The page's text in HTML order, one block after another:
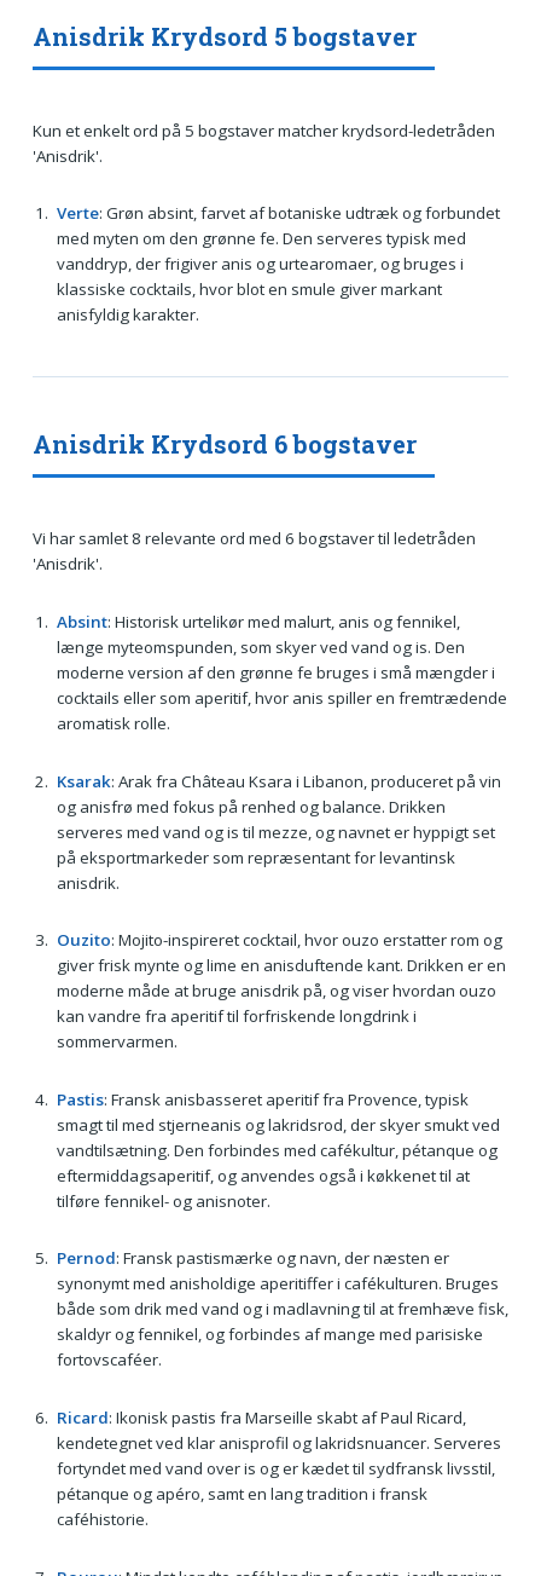
Anisdrik Krydsord 5 bogstaver
Kun et enkelt ord på 5 bogstaver matcher krydsord-ledetråden
'Anisdrik'.
Verte: Grøn absint, farvet af botaniske udtræk og forbundet
med myten om den grønne fe. Den serveres typisk med
vanddryp, der frigiver anis og urtearomaer, og bruges i
klassiske cocktails, hvor blot en smule giver markant
anisfyldig karakter.
Anisdrik Krydsord 6 bogstaver
Vi har samlet 8 relevante ord med 6 bogstaver til ledetråden
'Anisdrik'.
Absint: Historisk urtelikør med malurt, anis og fennikel,
længe myteomspunden, som skyer ved vand og is. Den
moderne version af den grønne fe bruges i små mængder i
cocktails eller som aperitif, hvor anis spiller en fremtrædende
aromatisk rolle.
Ksarak: Arak fra Château Ksara i Libanon, produceret på vin
og anisfrø med fokus på renhed og balance. Drikken
serveres med vand og is til mezze, og navnet er hyppigt set
på eksportmarkeder som repræsentant for levantinsk
anisdrik.
Ouzito: Mojito-inspireret cocktail, hvor ouzo erstatter rom og
giver frisk mynte og lime en anisduftende kant. Drikken er en
moderne måde at bruge anisdrik på, og viser hvordan ouzo
kan vandre fra aperitif til forfriskende longdrink i
sommervarmen.
Pastis: Fransk anisbasseret aperitif fra Provence, typisk
smagt til med stjerneanis og lakridsrod, der skyer smukt ved
vandtilsætning. Den forbindes med cafékultur, pétanque og
eftermiddagsaperitif, og anvendes også i køkkenet til at
tilføre fennikel- og anisnoter.
Pernod: Fransk pastismærke og navn, der næsten er
synonymt med anisholdige aperitiffer i cafékulturen. Bruges
både som drik med vand og i madlavning til at fremhæve fisk,
skaldyr og fennikel, og forbindes af mange med parisiske
fortovscaféer.
Ricard: Ikonisk pastis fra Marseille skabt af Paul Ricard,
kendetegnet ved klar anisprofil og lakridsnuancer. Serveres
fortyndet med vand over is og er kædet til sydfransk livsstil,
pétanque og apéro, samt en lang tradition i fransk
caféhistorie.